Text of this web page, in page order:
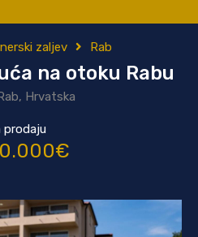
zaljev Rab
na otoku Rabu
Hrvatska
prodaju